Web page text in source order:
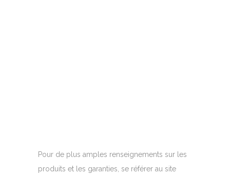
Pour de plus amples renseignements sur les
produits et les garanties, se référer au site